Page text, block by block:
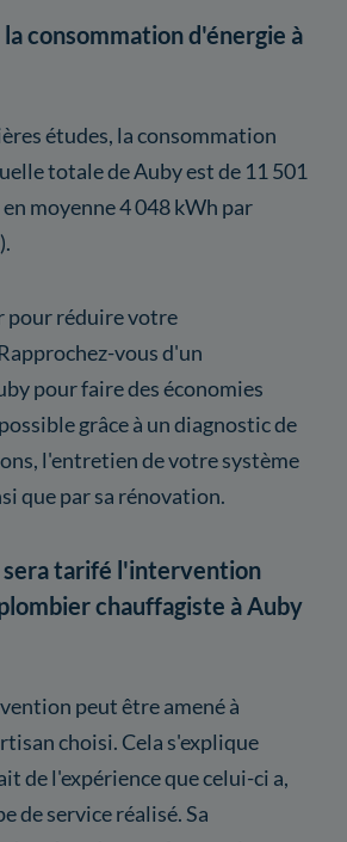
consommation d'énergie à
études, la consommation
totale de Auby est de 11 501
moyenne 4 048 kWh par
pour réduire votre
vous d'un
pour faire des économies
grâce à un diagnostic de
l'entretien de votre système
que par sa rénovation.
sera tarifé l'intervention
chauffagiste à Auby
peut être amené à
choisi. Cela s'explique
de l'expérience que celui-ci a,
de service réalisé. Sa